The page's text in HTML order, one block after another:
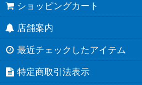
ショッピングカート
店舗案内
最近チェックしたアイテム
特定商取引法表示